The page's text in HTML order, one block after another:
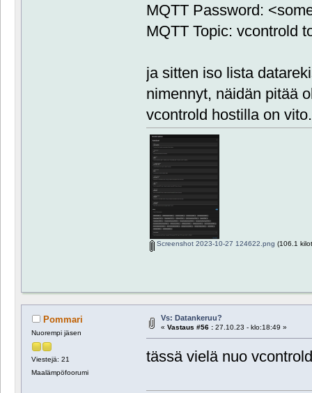
MQTT Password:
MQTT Topic: vcontrold
ja sitten iso lista
nimennyt, näidän pitää
vcontrold hostilla on
Screenshot 2023-10-27 124622.png (106.1
Pommari
Nuorempi jäsen
Viestejä: 21
Maalämpöfoorumi
Vs: Datankeruu?
« Vastaus #56 :27.10.23 - klo:18:49 »
tässä vielä nuo